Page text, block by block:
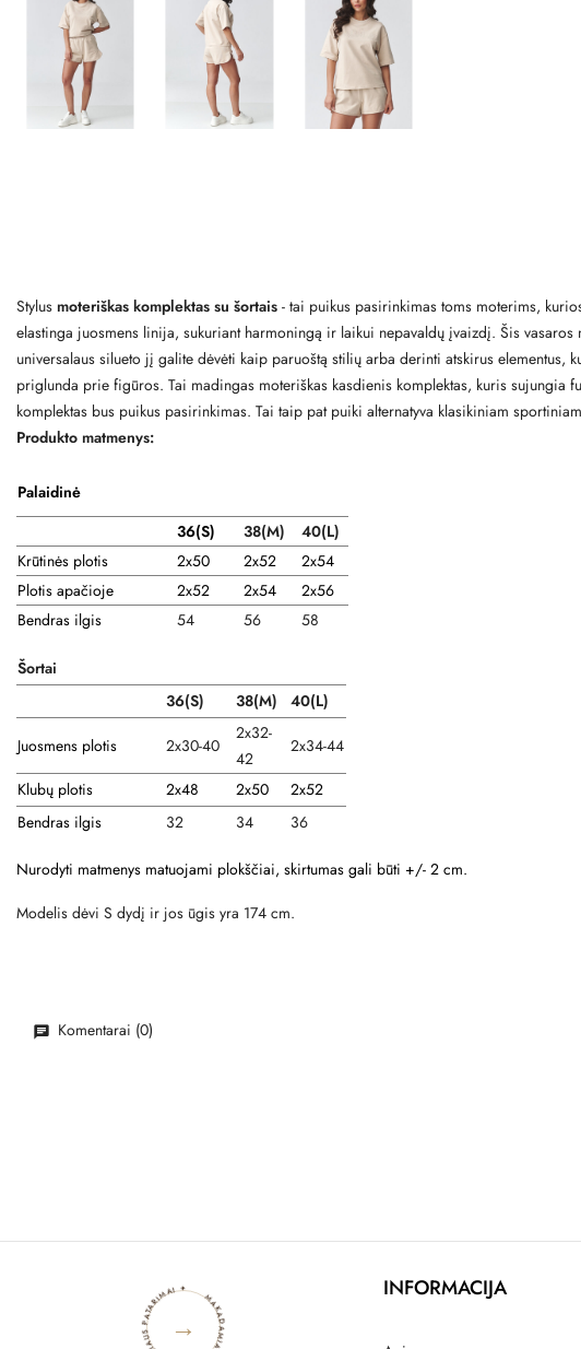
Stylus moteriškas komplektas su šortais - tai puikus pasirinkimas toms moterims,
elastinga juosmens linija, sukuriant harmoningą ir laikui nepavaldų įvaizdį. Šis
universalaus silueto jį galite dėvėti kaip paruoštą stilių arba derinti atskirus
priglunda prie figūros. Tai madingas moteriškas kasdienis komplektas, kuris sujungia
komplektas bus puikus pasirinkimas. Tai taip pat puiki alternatyva klasikiniam
Produkto matmenys:
Palaidinė
36(S)
38(M)
40(L)
Krūtinės plotis
2x50 2x52
2x54
Plotis apačioje
2x52 2x54
2x56
Bendras ilgis
54 56 58
Šortai
36(S)
38(M) 40(L)
Juosmens plotis 2x30-40
2x32-
42
2x34-44
Klubų plotis
2x48 2x50
2x52
Bendras ilgis
32 34 36
Nurodyti matmenys matuojami plokščiai, skirtumas gali būti +/- 2 cm.
Modelis dėvi S dydį ir jos ūgis yra 174 cm.
Komentarai (0)
→
INFORMACIJA